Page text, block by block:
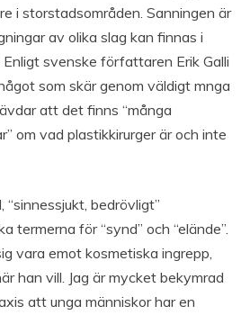
i storstadsområden. Sanningen är
av olika slag kan finnas i
svenske författaren Erik Galli
som skär genom väldigt mnga
att det finns “många
om vad plastikkirurger är och inte
bedrövligt”
termerna för “synd” och “elände”.
vara emot kosmetiska ingrepp,
han vill. Jag är mycket bekymrad
att unga människor har en